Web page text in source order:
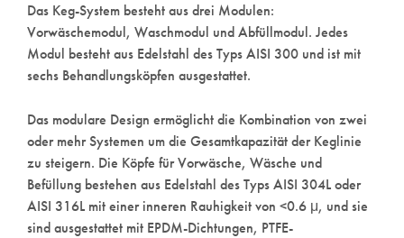
Das Keg-System besteht aus drei Modulen:
Vorwäschemodul, Waschmodul und Abfüllmodul. Jedes
Modul besteht aus Edelstahl des Typs AISI 300 und ist mit
sechs Behandlungsköpfen ausgestattet.
Das modulare Design ermöglicht die Kombination von zwei
oder mehr Systemen um die Gesamtkapazität der Keglinie
zu steigern. Die Köpfe für Vorwäsche, Wäsche und
Befüllung bestehen aus Edelstahl des Typs AISI 304L oder
AISI 316L mit einer inneren Rauhigkeit von <0.6 μ, und sie
sind ausgestattet mit EPDM-Dichtungen, PTFE-